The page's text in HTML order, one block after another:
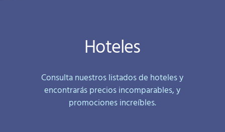
Hoteles
Consulta nuestros listados de hoteles y
encontrarás precios incomparables, y
promociones increíbles.